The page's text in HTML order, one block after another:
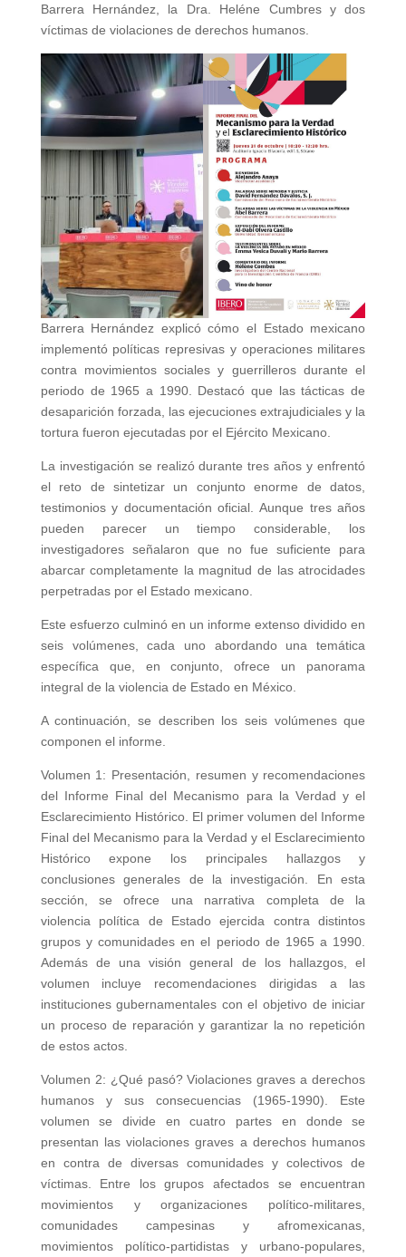
Barrera Hernández, la Dra. Heléne Cumbres y dos
víctimas de violaciones de derechos humanos.
Barrera Hernández explicó cómo el Estado mexicano
implementó políticas represivas y operaciones militares
contra movimientos sociales y guerrilleros durante el
periodo de 1965 a 1990. Destacó que las tácticas de
desaparición forzada, las ejecuciones extrajudiciales y la
tortura fueron ejecutadas por el Ejército Mexicano.
La investigación se realizó durante tres años y enfrentó
el reto de sintetizar un conjunto enorme de datos,
testimonios y documentación oficial. Aunque tres años
pueden parecer un tiempo considerable, los
investigadores señalaron que no fue suficiente para
abarcar completamente la magnitud de las atrocidades
perpetradas por el Estado mexicano.
Este esfuerzo culminó en un informe extenso dividido en
seis volúmenes, cada uno abordando una temática
específica que, en conjunto, ofrece un panorama
integral de la violencia de Estado en México.
A continuación, se describen los seis volúmenes que
componen el informe.
Volumen 1: Presentación, resumen y recomendaciones
del Informe Final del Mecanismo para la Verdad y el
Esclarecimiento Histórico. El primer volumen del Informe
Final del Mecanismo para la Verdad y el Esclarecimiento
Histórico expone los principales hallazgos y
conclusiones generales de la investigación. En esta
sección, se ofrece una narrativa completa de la
violencia política de Estado ejercida contra distintos
grupos y comunidades en el periodo de 1965 a 1990.
Además de una visión general de los hallazgos, el
volumen incluye recomendaciones dirigidas a las
instituciones gubernamentales con el objetivo de iniciar
un proceso de reparación y garantizar la no repetición
de estos actos.
Volumen 2: ¿Qué pasó? Violaciones graves a derechos
humanos y sus consecuencias (1965-1990). Este
volumen se divide en cuatro partes en donde se
presentan las violaciones graves a derechos humanos
en contra de diversas comunidades y colectivos de
víctimas. Entre los grupos afectados se encuentran
movimientos y organizaciones político-militares,
comunidades campesinas y afromexicanas,
movimientos político-partidistas y urbano-populares,